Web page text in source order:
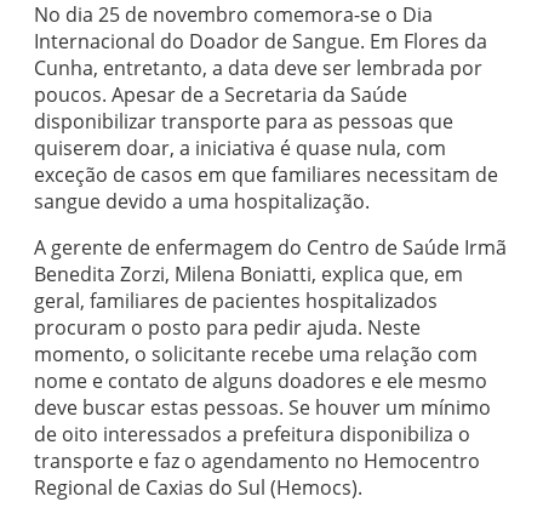
No dia 25 de novembro comemora-se o Dia
Internacional do Doador de Sangue. Em Flores da
Cunha, entretanto, a data deve ser lembrada por
poucos. Apesar de a Secretaria da Saúde
disponibilizar transporte para as pessoas que
quiserem doar, a iniciativa é quase nula, com
exceção de casos em que familiares necessitam de
sangue devido a uma hospitalização.
A gerente de enfermagem do Centro de Saúde Irmã
Benedita Zorzi, Milena Boniatti, explica que, em
geral, familiares de pacientes hospitalizados
procuram o posto para pedir ajuda. Neste
momento, o solicitante recebe uma relação com
nome e contato de alguns doadores e ele mesmo
deve buscar estas pessoas. Se houver um mínimo
de oito interessados a prefeitura disponibiliza o
transporte e faz o agendamento no Hemocentro
Regional de Caxias do Sul (Hemocs).